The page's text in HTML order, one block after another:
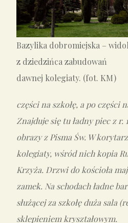
Bazylika dobromiejska –
z dziedzińca zabudowań
dawnej kolegiaty. (fot. KM)
części na szkołę, a po części
Znajduje się tu ładny piec z r.
obrazy z Pisma Św. W
kolegiaty, wśród nich kopia
Krzyża. Drzwi do kościoła
zamek. Na schodach ładne
służącej za szkołę duża sala
sklepieniem kryształowym.